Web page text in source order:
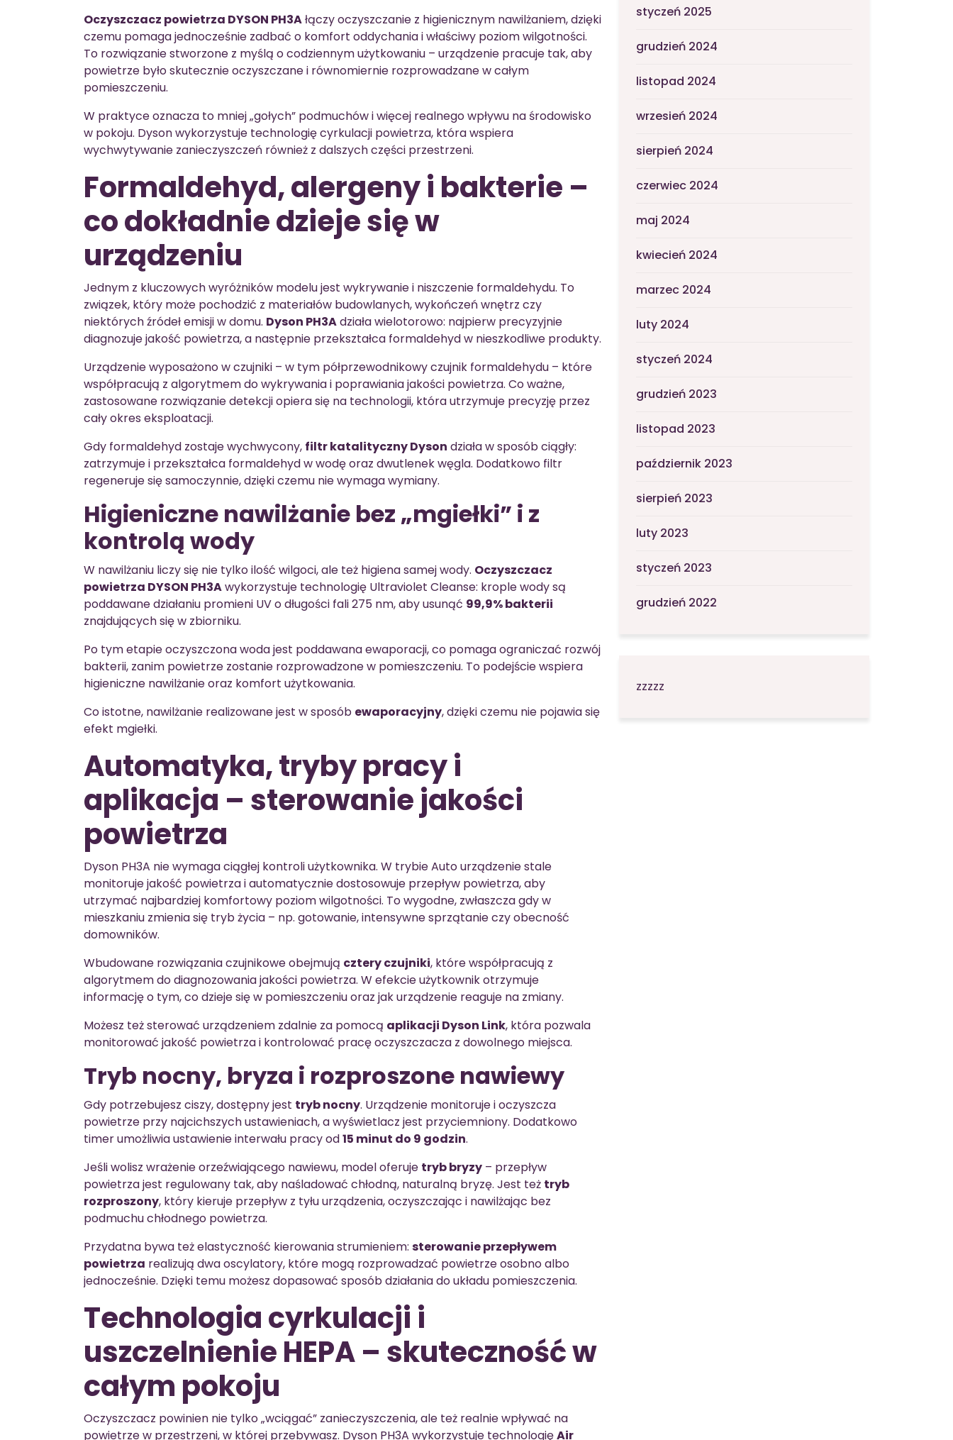
Oczyszczacz powietrza DYSON PH3Ałączy oczyszczanie z higienicznym nawilżaniem, dzięki
czemu pomaga jednocześnie zadbać o komfort oddychania i właściwy poziom wilgotności.
To rozwiązanie stworzone z myślą o codziennym użytkowaniu – urządzenie pracuje tak, aby
powietrze było skutecznie oczyszczane i równomiernie rozprowadzane w całym
pomieszczeniu.
W praktyce oznacza to mniej „gołych” podmuchów i więcej realnego wpływu na środowisko
w pokoju. Dyson wykorzystuje technologię cyrkulacji powietrza, która wspiera
wychwytywanie zanieczyszczeń również z dalszych części przestrzeni.
Formaldehyd, alergeny i bakterie –
co dokładnie dzieje się w
urządzeniu
Jednym z kluczowych wyróżników modelu jest wykrywanie i niszczenie formaldehydu. To
związek, który może pochodzić z materiałów budowlanych, wykończeń wnętrz czy
niektórych źródeł emisji w domu. Dyson PH3Adziała wielotorowo: najpierw precyzyjnie
diagnozuje jakość powietrza, a następnie przekształca formaldehyd w nieszkodliwe produkty.
Urządzenie wyposażono w czujniki – w tym półprzewodnikowy czujnik formaldehydu – które
współpracują z algorytmem do wykrywania i poprawiania jakości powietrza. Co ważne,
zastosowane rozwiązanie detekcji opiera się na technologii, która utrzymuje precyzję przez
cały okres eksploatacji.
Gdy formaldehyd zostaje wychwycony, filtr katalityczny Dyson działa w sposób ciągły:
zatrzymuje i przekształca formaldehyd w wodę oraz dwutlenek węgla. Dodatkowo filtr
regeneruje się samoczynnie, dzięki czemu nie wymaga wymiany.
Higieniczne nawilżanie bez „mgiełki” i z
kontrolą wody
W nawilżaniu liczy się nie tylko ilość wilgoci, ale też higiena samej wody. Oczyszczacz
powietrza DYSON PH3Awykorzystuje technologię Ultraviolet Cleanse: krople wody są
poddawane działaniu promieni UV o długości fali 275 nm, aby usunąć 99,9% bakterii
znajdujących się w zbiorniku.
Po tym etapie oczyszczona woda jest poddawana ewaporacji, co pomaga ograniczać rozwój
bakterii, zanim powietrze zostanie rozprowadzone w pomieszczeniu. To podejście wspiera
higieniczne nawilżanie oraz komfort użytkowania.
Co istotne, nawilżanie realizowane jest w sposób ewaporacyjny, dzięki czemu nie pojawia się
efekt mgiełki.
Automatyka, tryby pracy i
aplikacja – sterowanie jakości
powietrza
Dyson PH3A nie wymaga ciągłej kontroli użytkownika. W trybie Auto urządzenie stale
monitoruje jakość powietrza i automatycznie dostosowuje przepływ powietrza, aby
utrzymać najbardziej komfortowy poziom wilgotności. To wygodne, zwłaszcza gdy w
mieszkaniu zmienia się tryb życia – np. gotowanie, intensywne sprzątanie czy obecność
domowników.
Wbudowane rozwiązania czujnikowe obejmują cztery czujniki, które współpracują z
algorytmem do diagnozowania jakości powietrza. W efekcie użytkownik otrzymuje
informację o tym, co dzieje się w pomieszczeniu oraz jak urządzenie reaguje na zmiany.
Możesz też sterować urządzeniem zdalnie za pomocą aplikacji Dyson Link, która pozwala
monitorować jakość powietrza i kontrolować pracę oczyszczacza z dowolnego miejsca.
Tryb nocny, bryza i rozproszone nawiewy
Gdy potrzebujesz ciszy, dostępny jest tryb nocny. Urządzenie monitoruje i oczyszcza
powietrze przy najcichszych ustawieniach, a wyświetlacz jest przyciemniony. Dodatkowo
timer umożliwia ustawienie interwału pracy od15 minut do 9 godzin.
Jeśli wolisz wrażenie orzeźwiającego nawiewu, model oferuje tryb bryzy – przepływ
powietrza jest regulowany tak, aby naśladować chłodną, naturalną bryzę. Jest też tryb
rozproszony, który kieruje przepływ z tyłu urządzenia, oczyszczając i nawilżając bez
podmuchu chłodnego powietrza.
Przydatna bywa też elastyczność kierowania strumieniem: sterowanie przepływem
powietrza realizują dwa oscylatory, które mogą rozprowadzać powietrze osobno albo
jednocześnie. Dzięki temu możesz dopasować sposób działania do układu pomieszczenia.
Technologia cyrkulacji i
uszczelnienie HEPA – skuteczność w
całym pokoju
Oczyszczacz powinien nie tylko „wciągać” zanieczyszczenia, ale też realnie wpływać na
powietrze w przestrzeni, w której przebywasz. Dyson PH3A wykorzystuje technologięAir
styczeń 2025
grudzień 2024
listopad 2024
wrzesień 2024
sierpień 2024
czerwiec 2024
maj 2024
kwiecień 2024
marzec 2024
luty 2024
styczeń 2024
grudzień 2023
listopad 2023
październik 2023
sierpień 2023
luty 2023
styczeń 2023
grudzień 2022
zzzzz